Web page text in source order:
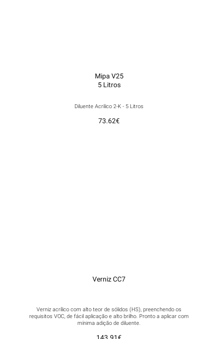
Mipa V25
5 Litros
Diluente Acrilico 2-K - 5 Litros
73.62€
Verniz CC7
Verniz acrílico com alto teor de sólidos (HS), preenchendo os
requisitos VOC, de fácil aplicação e alto brilho. Pronto a aplicar com
mínima adição de diluente.